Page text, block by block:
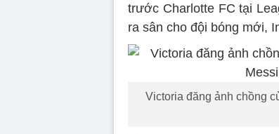
trước Charlotte FC tại
ra sân cho đội bóng mới,
Victoria đăng ảnh chồng